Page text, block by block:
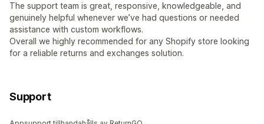
The support team is great, responsive, knowledgeable, and
genuinely helpful whenever we’ve had questions or needed
assistance with custom workflows.
Overall we highly recommended for any Shopify store looking
for a reliable returns and exchanges solution.
Support